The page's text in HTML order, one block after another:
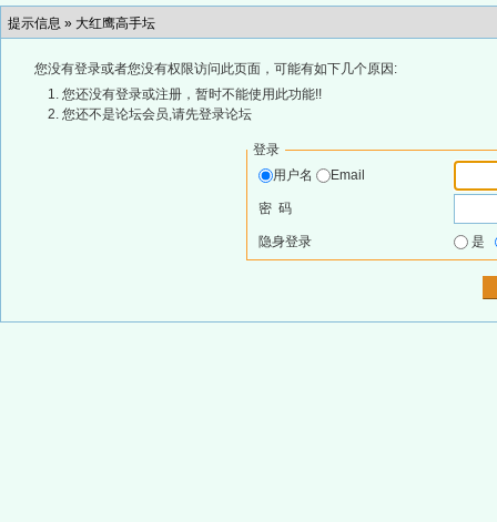
提示信息 » 大红鹰高手坛
您没有登录或者您没有权限访问此页面，可能有如下几个原因:
您还没有登录或注册，暂时不能使用此功能!!
您还不是论坛会员,请先登录论坛
登录
用户名
Email
密 码
隐身登录 是